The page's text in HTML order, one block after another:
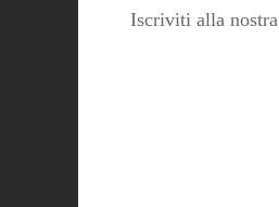
Iscriviti alla nostra